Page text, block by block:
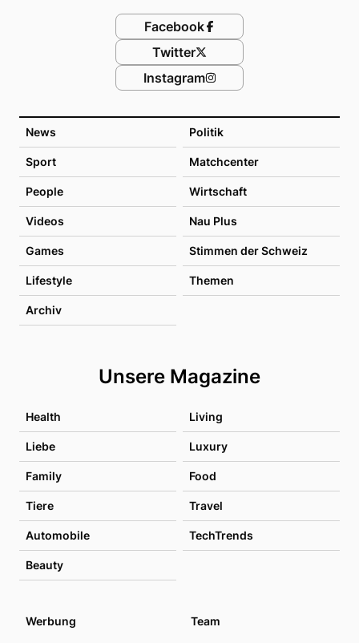
News Politik
Sport Matchcenter
People Wirtschaft
Videos Nau Plus
Games Stimmen der Schweiz
Lifestyle Themen
Archiv
Unsere Magazine
Health Living
Liebe Luxury
Family Food
Tiere Travel
Automobile TechTrends
Beauty
Facebook
Twitter
Instagram
Werbung
Team